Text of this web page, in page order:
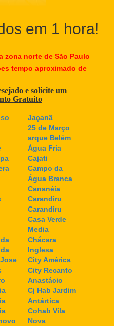
em 1 hora!
zona norte de São Paulo
tempo aproximado de
e solicite um
Gratuito
Jaçanã
25 de Março
arque Belém
Água Fria
Cajati
Campo da
Água Branca
Cananéia
Carandiru
Carandiru
Casa Verde
Media
Chácara
Inglesa
City América
City Recanto
Anastácio
Cj Hab Jardim
Antártica
Cohab Vila
Nova